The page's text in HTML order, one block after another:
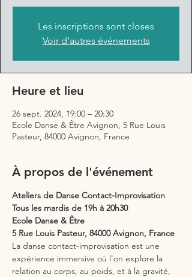
Les inscriptions sont closes
Voir d'autres événements
Heure et lieu
26 sept. 2024, 19:00 – 20:30
Ecole Danse & Être Avignon, 5 Rue Louis
Pasteur, 84000 Avignon, France
À propos de l'événement
Ateliers de Danse Contact-Improvisation
Tous les mardis de 19h à 20h30
Ecole Danse & Être
5 Rue Louis Pasteur, 84000 Avignon, France
La danse contact-improvisation est une
expérience immersive où l'on explore la
relation au corps, au poids, et à la gravité,